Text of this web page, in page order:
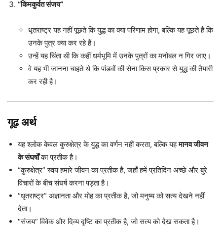
“किमकुर्वत संजय”
धृतराष्ट्र यह नहीं पूछते कि युद्ध का क्या परिणाम होगा, बल्कि यह पूछते हैं कि
उनके पुत्र क्या कर रहे हैं।
उन्हें यह चिंता थी कि कहीं धर्मभूमि में उनके पुत्रों का मनोबल न गिर जाए।
वे यह भी जानना चाहते थे कि पांडवों की सेना किस प्रकार से युद्ध की तैयारी
कर रही है।
गूढ़ अर्थ
यह श्लोक केवल कुरुक्षेत्र के युद्ध का वर्णन नहीं करता, बल्कि यहमानव जीवन
के संघर्षोंका प्रतीक है।
“कुरुक्षेत्र” स्वयं हमारे जीवन का प्रतीक है, जहाँ हमें प्रतिदिन अच्छे और बुरे
विचारों के बीच संघर्ष करना पड़ता है।
“धृतराष्ट्र” अज्ञानता और मोह का प्रतीक है, जो मनुष्य को सत्य देखने नहीं
देता।
“संजय” विवेक और दिव्य दृष्टि का प्रतीक है, जो सत्य को देख सकता है।